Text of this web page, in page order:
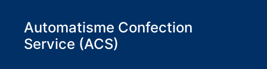
Automatisme Confection
Service (ACS)